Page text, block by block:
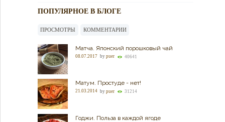
ПОПУЛЯРНОЕ В БЛОГЕ
ПРОСМОТРЫ КОММЕНТАРИИ
Матча. Японский порошковый чай
08.07.2017 by puer 40641
Матум. Простуде - нет!
21.03.2014 by puer 31214
Годжи. Польза в каждой ягоде